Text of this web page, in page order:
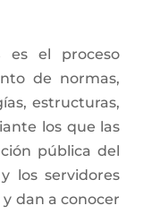
es el proceso
de normas,
estructuras,
los que las
pública del
los servidores
dan a conocer